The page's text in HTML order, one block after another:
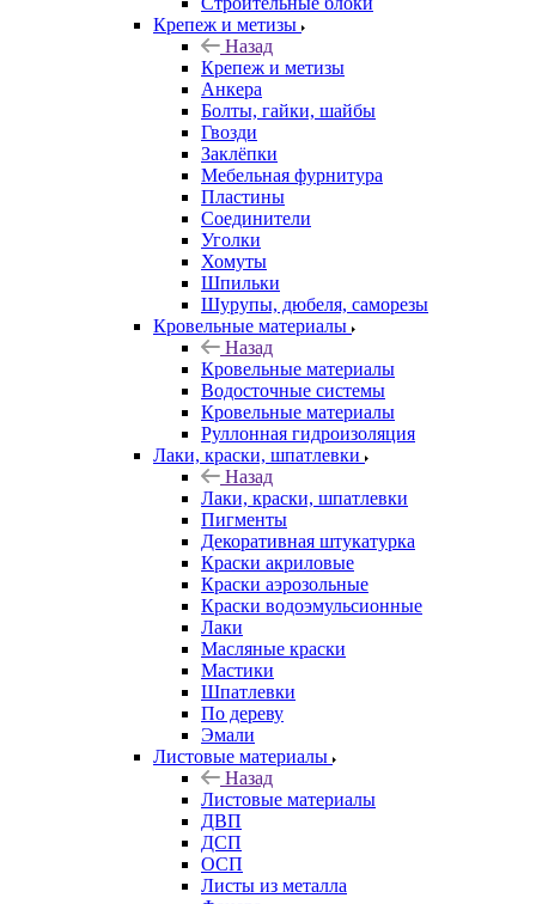
Крепеж и метизы
Назад
Крепеж и метизы
Анкера
Болты, гайки, шайбы
Гвозди
Заклёпки
Мебельная фурнитура
Пластины
Соединители
Уголки
Хомуты
Шпильки
Шурупы, дюбеля, саморезы
Кровельные материалы
Назад
Кровельные материалы
Водосточные системы
Кровельные материалы
Руллонная гидроизоляция
Лаки, краски, шпатлевки
Назад
Лаки, краски, шпатлевки
Пигменты
Декоративная штукатурка
Краски акриловые
Краски аэрозольные
Краски водоэмульсионные
Лаки
Масляные краски
Мастики
Шпатлевки
По дереву
Эмали
Листовые материалы
Назад
Листовые материалы
ДВП
ДСП
ОСП
Листы из металла